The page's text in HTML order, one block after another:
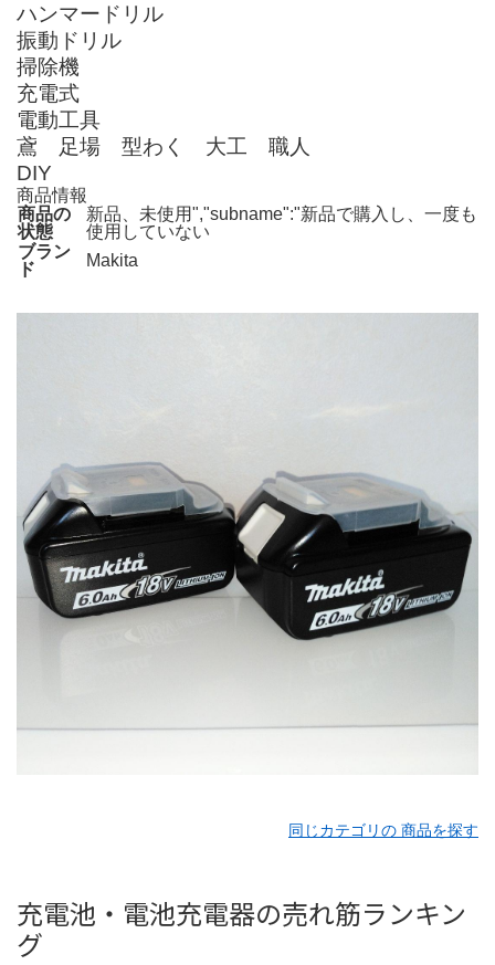
ハンマードリル
振動ドリル
掃除機
充電式
電動工具
鳶 足場 型わく 大工 職人
DIY
商品情報
商品の
状態
新品、未使用","subname":"新品で購入し、一度も
使用していない
ブラン
ド
Makita
同じカテゴリの 商品を探す
充電池・電池充電器の売れ筋ランキン
グ